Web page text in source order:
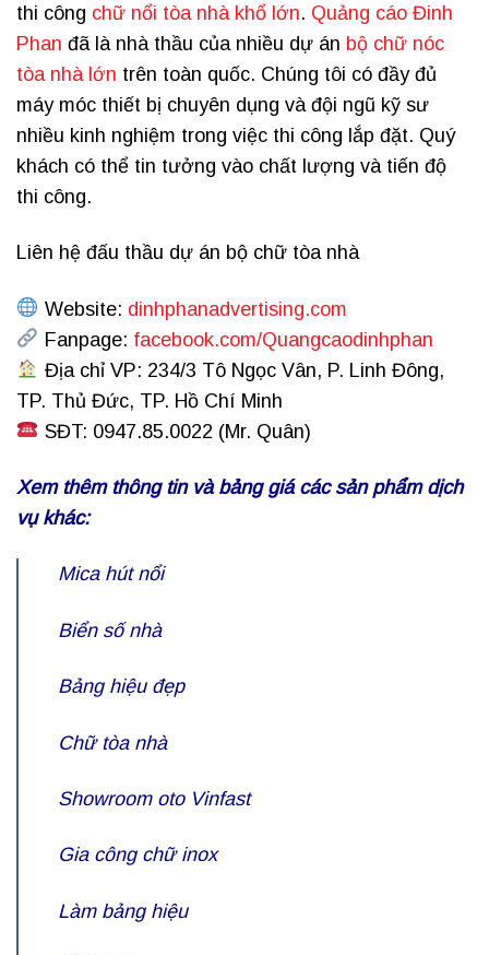
thi công chữ nổi tòa nhà khổ lớn. Quảng cáo Đinh
Phan đã là nhà thầu của nhiều dự án bộ chữ nóc
tòa nhà lớn trên toàn quốc. Chúng tôi có đầy đủ
máy móc thiết bị chuyên dụng và đội ngũ kỹ sư
nhiều kinh nghiệm trong việc thi công lắp đặt. Quý
khách có thể tin tưởng vào chất lượng và tiến độ
thi công.
Liên hệ đấu thầu dự án bộ chữ tòa nhà
Website: dinhphanadvertising.com
Fanpage: facebook.com/Quangcaodinhphan
Địa chỉ VP: 234/3 Tô Ngọc Vân, P. Linh Đông,
TP. Thủ Đức, TP. Hồ Chí Minh
SĐT: 0947.85.0022 (Mr. Quân)
Xem thêm thông tin và bảng giá các sản phẩm dịch
vụ khác:
Mica hút nổi
Biển số nhà
Bảng hiệu đẹp
Chữ tòa nhà
Showroom oto Vinfast
Gia công chữ inox
Làm bảng hiệu